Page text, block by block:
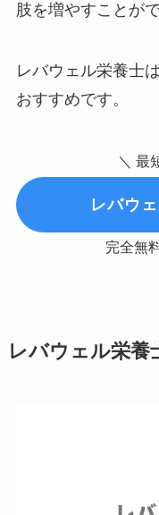
肢を増やすことが
レバウェル栄養士
おすすめです。
＼ 最
レバウ
完全無
レバウェル栄養